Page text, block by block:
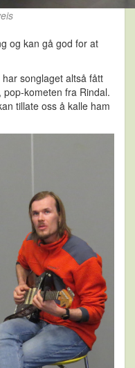
og kan gå god for at
songlaget altså fått
kometen fra Rindal.
tillate oss å kalle ham